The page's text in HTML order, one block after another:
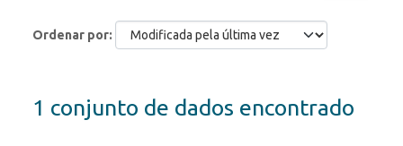
Ordenar por
1 conjunto de dados encontrado